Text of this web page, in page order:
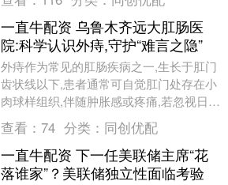
放，为“....
一直牛配资 乌鲁木齐远大肛肠医
院:科学认识外痔,守护“难言之隐”
外痔作为常见的肛肠疾病之一,生长于肛门
齿状线以下,患者通常可自觉肛门处存在小
肉球样组织,伴随肿胀感或疼痛,若忽视日常
护理,症状可能逐步加重。乌鲁木齐远大肛
肠医院....
查看： 74 分类： 同创优配
一直牛配资 下一任美联储主席“花
落谁家”？美联储独立性面临考验